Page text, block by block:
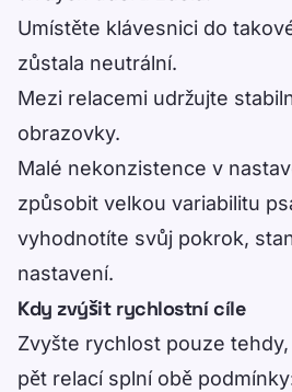
Umístěte klávesnici do
zůstala neutrální.
Mezi relacemi udržujte
obrazovky.
Malé nekonzistence v
způsobit velkou variabilitu
vyhodnotíte svůj pokrok,
nastavení.
Kdy zvýšit rychlostní cíle
Zvyšte rychlost pouze
pět relací splní obě